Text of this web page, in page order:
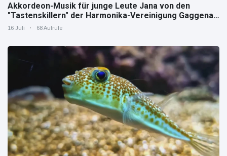
Akkordeon-Musik für junge Leute Jana von den
"Tastenskillern" der Harmonika-Vereinigung Gaggenau
zeigt, wie "jung" das Instrument sein kann.
16 Juli 68 Aufrufe